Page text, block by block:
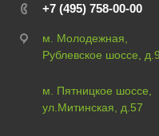
+7 (495) 758-00-00
м. Молодежная,
Рублевское шоссе,
м. Пятницкое шоссе,
ул.Митинская, д.57